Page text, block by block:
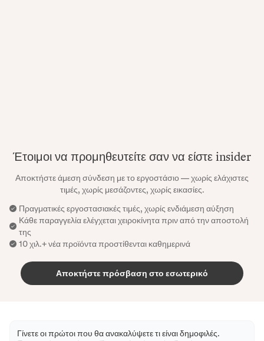
Έτοιμοι να προμηθευτείτε σαν να είστε insider
Αποκτήστε άμεση σύνδεση με το εργοστάσιο — χωρίς ελάχιστες
τιμές, χωρίς μεσάζοντες, χωρίς εικασίες.
Πραγματικές εργοστασιακές τιμές, χωρίς ενδιάμεση αύξηση
Κάθε παραγγελία ελέγχεται χειροκίνητα πριν από την αποστολή
της
10 χιλ.+ νέα προϊόντα προστίθενται καθημερινά
Αποκτήστε πρόσβαση στο εσωτερικό
Γίνετε οι πρώτοι που θα ανακαλύψετε τι είναι δημοφιλές.